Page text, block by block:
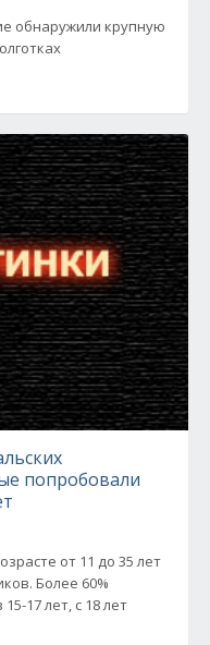
обнаружили крупную
попробовали
от 11 до 35 лет
Более 60%
17 лет, с 18 лет